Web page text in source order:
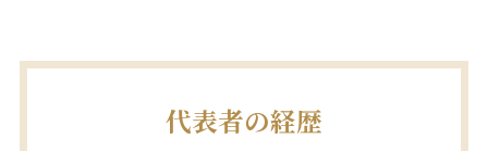
代表者の経歴